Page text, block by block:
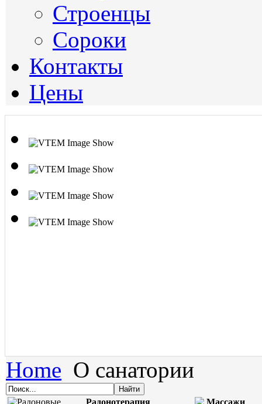
Строенцы
Сороки
Контакты
Цены
Home О санатории
Радонотерапия
Массажи